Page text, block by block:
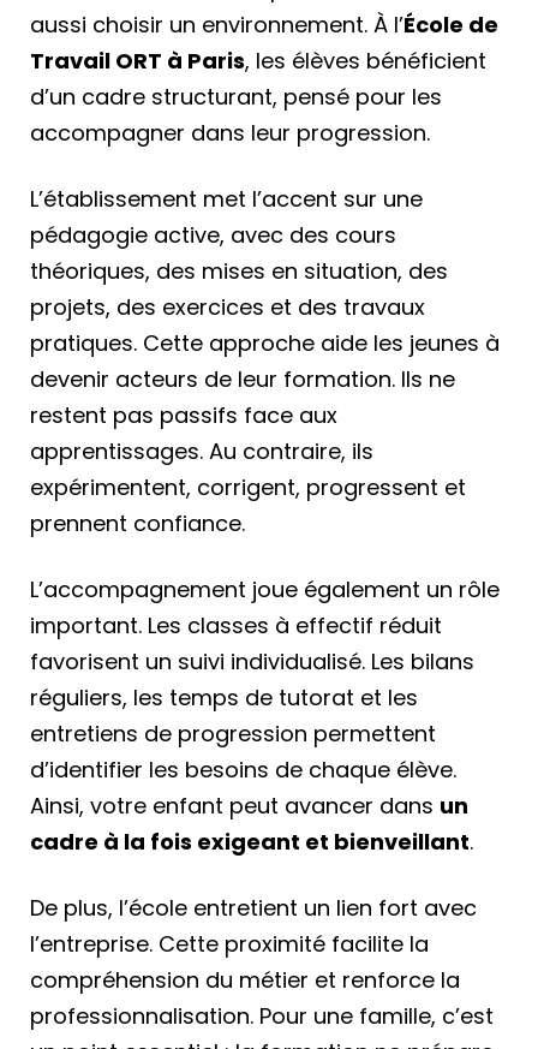
aussi choisir un environnement. À l’École de
Travail ORT à Paris, les élèves bénéficient
d’un cadre structurant, pensé pour les
accompagner dans leur progression.
L’établissement met l’accent sur une
pédagogie active, avec des cours
théoriques, des mises en situation, des
projets, des exercices et des travaux
pratiques. Cette approche aide les jeunes à
devenir acteurs de leur formation. Ils ne
restent pas passifs face aux
apprentissages. Au contraire, ils
expérimentent, corrigent, progressent et
prennent confiance.
L’accompagnement joue également un rôle
important. Les classes à effectif réduit
favorisent un suivi individualisé. Les bilans
réguliers, les temps de tutorat et les
entretiens de progression permettent
d’identifier les besoins de chaque élève.
Ainsi, votre enfant peut avancer dans un
cadre à la fois exigeant et bienveillant.
De plus, l’école entretient un lien fort avec
l’entreprise. Cette proximité facilite la
compréhension du métier et renforce la
professionnalisation. Pour une famille, c’est